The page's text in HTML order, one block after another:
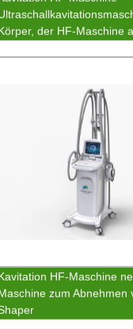
der HF-Maschine
HF-Maschine
zum Abnehmen